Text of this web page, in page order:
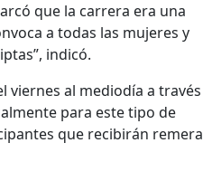
que la carrera era una
a todas las mujeres y
indicó.
viernes al mediodía a través
para este tipo de
que recibirán remera